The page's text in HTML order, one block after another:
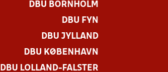
DBU BORNHOLM
DBU FYN
DBU JYLLAND
DBU KØBENHAVN
DBU LOLLAND-FALSTER